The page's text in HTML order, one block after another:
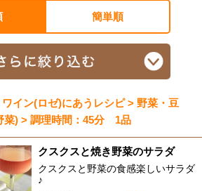
簡単順
イン(ロゼ)にあうレシピ > 野菜・豆
菜) > 調理時間：45分 1品
クスクスと焼き野菜のサラダ
クスクスと野菜の食感楽しいサラダ
♪